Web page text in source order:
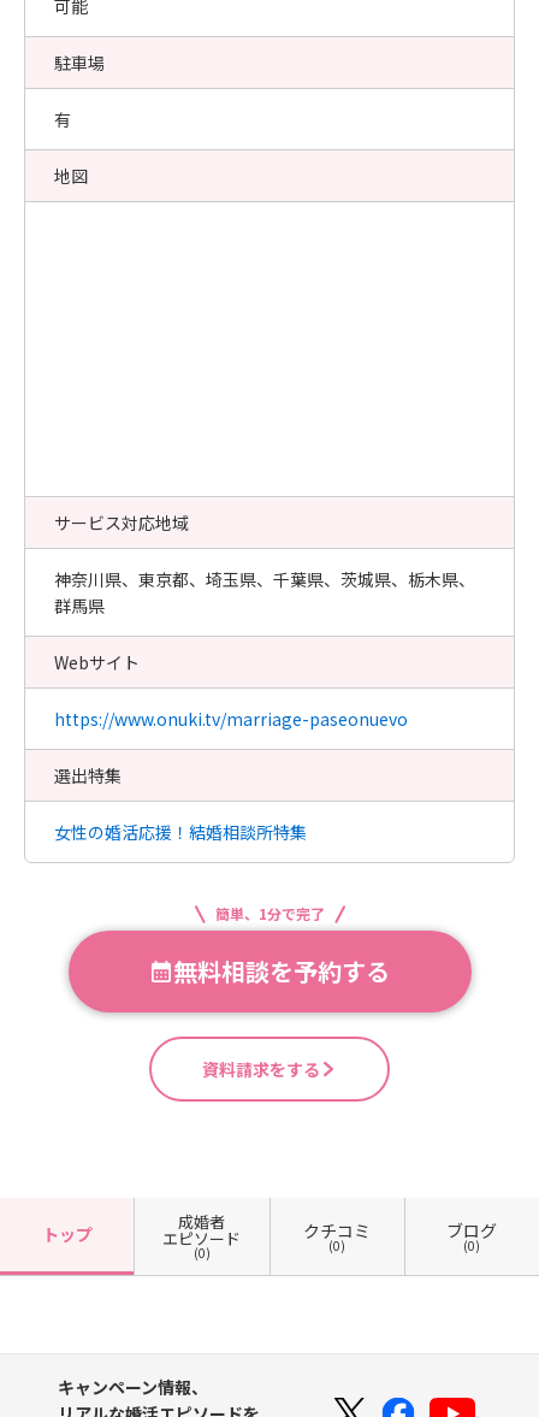
可能
駐車場
有
地図
サービス対応地域
神奈川県、東京都、埼玉県、千葉県、茨城県、栃木県、
群馬県
Webサイト
https://www.onuki.tv/marriage-paseonuevo
選出特集
女性の婚活応援！結婚相談所特集
簡単、1分で完了
無料相談を予約する
資料請求をする
トップ
成婚者
エピソード
(0)
クチコミ
(0)
ブログ
(0)
キャンペーン情報、